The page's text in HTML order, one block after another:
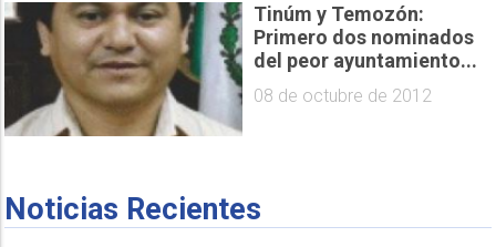
Tinúm y Temozón:
Primero dos nominados
del peor ayuntamiento...
08 de octubre de 2012
Noticias Recientes